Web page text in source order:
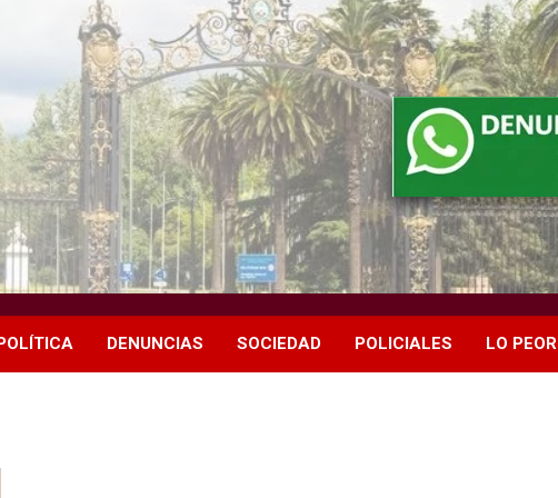
DENUNCIAS SOCIEDAD POLICIALES LO PEOR